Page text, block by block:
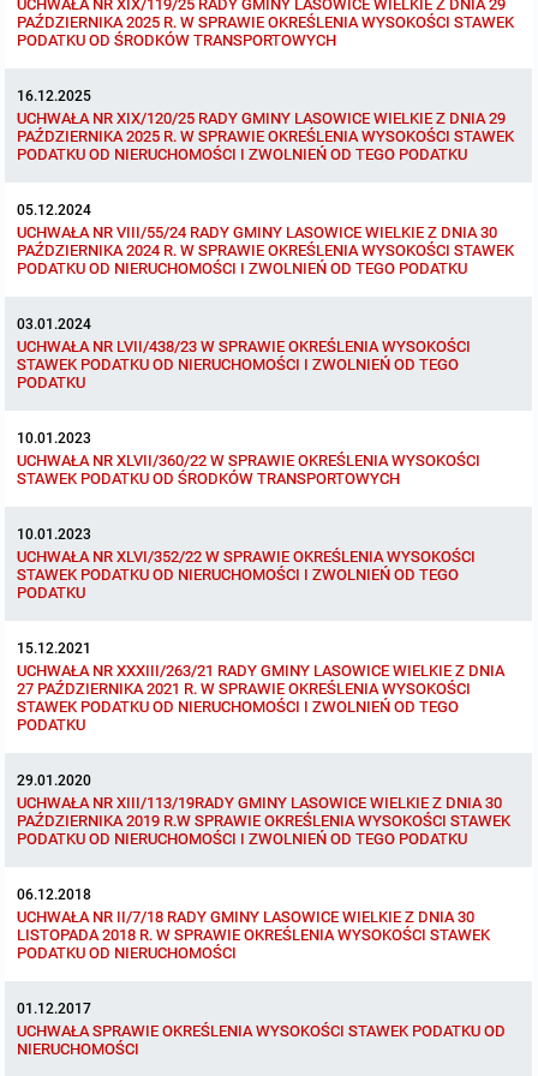
Protokoły z posiedzeń sesji 2023
Protokoły z posiedzeń sesji 2022
Protokoły z posiedzeń sesji 2021
Protokoły z posiedzeń sesji 2020
Protokoły z posiedzeń sesji 2019
Protokoły z posiedzeń sesji 2018
Protokoły z posiedzeń sesji 2017
Protokoły z posiedzeń sesji 2015
Protokoły z posiedzeń sesji 2013
Protokoły z posiedzeń sesji 2011
Dyżury Przewodniczącego Rady Gminy
Wspólne posiedzenia Komisji Rady Gminy Lasowice Wielkie
Doraźna komisji ds. wyboru ławników
Uchwały Rady Gminy 2009-2014
Uchwały Rady Gminy do 2007
Informacje o finansach publicznych
Opinie Regionalnej Izby Obrachunkowej
Strategia rozwoju
Regulamin organizacyjny
Gospodarka przestrzenna
Raport dostępności
Kogo dotyczy BIP?
Co powinien zawierać BIP?
Podstawy prawne
Formularz oświadczenia BIP
MENU PRZEDMIOTOWE
Instytucje Gminne
JEDNOSTKI ORGANIZACYJNE
Ośrodek Pomocy Społecznej
Zespół Szkolno-Przedszkolny w Lasowicach Wielkich
Sołectwa
Zarządzenia Wójta
Zarządzenia Wójta 2024-2029
Zarządzenia Wójta Gminy w 2010 roku
Zarządzenia Wójta do 2007
Zarządzenia w 2009
Podatki i opłaty
Umorzenia
Preferencyjny zakup węgla
Oświadczenia majątkowe radnych i pracowników
Obwieszczenia i ogłoszenia
Informacje publiczne archiwalne
Informacje o środowisku
Praca w Urzędzie
Ogłoszenia o naborze
Oświadczenia kandydata
Informacja o wynikach naboru
Ochrona Środowiska
Publicznie dostępny wykaz danych o środowisku
Rejestr działalności regulowanej
Roczne sprawozdania z gospodarki odpadami
Analiza stanu gospodarki odpadami
Okresowa ocena jakości wody
Kontrole
Przetargi
Platforma e-Zamówienia
Ogłoszenia dodatkowe
Odpowiedzi na zapytania
Gminna Ewidencja Zabytków Gminy Lasowice Wielkie
Planowanie i zagospodarowanie przestrzenne
Studium uwarunkowań i kierunków zagospodarowania przestrzennego
Zaproszenia do składania ofert
UCHWAŁA NR XIX/119/25 RADY GMINY LASOWICE WIELKIE Z DNIA 29
PAŹDZIERNIKA 2025 R. W SPRAWIE OKREŚLENIA WYSOKOŚCI STAWEK
PODATKU OD ŚRODKÓW TRANSPORTOWYCH
16.12.2025
UCHWAŁA NR XIX/120/25 RADY GMINY LASOWICE WIELKIE Z DNIA 29
PAŹDZIERNIKA 2025 R. W SPRAWIE OKREŚLENIA WYSOKOŚCI STAWEK
PODATKU OD NIERUCHOMOŚCI I ZWOLNIEŃ OD TEGO PODATKU
05.12.2024
UCHWAŁA NR VIII/55/24 RADY GMINY LASOWICE WIELKIE Z DNIA 30
PAŹDZIERNIKA 2024 R. W SPRAWIE OKREŚLENIA WYSOKOŚCI STAWEK
PODATKU OD NIERUCHOMOŚCI I ZWOLNIEŃ OD TEGO PODATKU
03.01.2024
UCHWAŁA NR LVII/438/23 W SPRAWIE OKREŚLENIA WYSOKOŚCI
STAWEK PODATKU OD NIERUCHOMOŚCI I ZWOLNIEŃ OD TEGO
PODATKU
10.01.2023
UCHWAŁA NR XLVII/360/22 W SPRAWIE OKREŚLENIA WYSOKOŚCI
STAWEK PODATKU OD ŚRODKÓW TRANSPORTOWYCH
10.01.2023
UCHWAŁA NR XLVI/352/22 W SPRAWIE OKREŚLENIA WYSOKOŚCI
STAWEK PODATKU OD NIERUCHOMOŚCI I ZWOLNIEŃ OD TEGO
PODATKU
15.12.2021
UCHWAŁA NR XXXIII/263/21 RADY GMINY LASOWICE WIELKIE Z DNIA
27 PAŹDZIERNIKA 2021 R. W SPRAWIE OKREŚLENIA WYSOKOŚCI
STAWEK PODATKU OD NIERUCHOMOŚCI I ZWOLNIEŃ OD TEGO
PODATKU
29.01.2020
UCHWAŁA NR XIII/113/19RADY GMINY LASOWICE WIELKIE Z DNIA 30
PAŹDZIERNIKA 2019 R.W SPRAWIE OKREŚLENIA WYSOKOŚCI STAWEK
PODATKU OD NIERUCHOMOŚCI I ZWOLNIEŃ OD TEGO PODATKU
06.12.2018
UCHWAŁA NR II/7/18 RADY GMINY LASOWICE WIELKIE Z DNIA 30
LISTOPADA 2018 R. W SPRAWIE OKREŚLENIA WYSOKOŚCI STAWEK
PODATKU OD NIERUCHOMOŚCI
01.12.2017
UCHWAŁA SPRAWIE OKREŚLENIA WYSOKOŚCI STAWEK PODATKU OD
NIERUCHOMOŚCI